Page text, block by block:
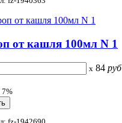
от кашля 100мл N 1
x 84 руб
7%